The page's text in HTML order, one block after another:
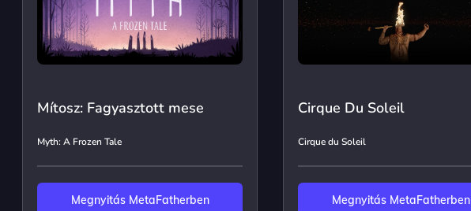
Mítosz: Fagyasztott mese
Myth: A Frozen Tale
Megnyitás MetaFatherben
Cirque Du Soleil
Cirque du Soleil
Megnyitás MetaFatherben